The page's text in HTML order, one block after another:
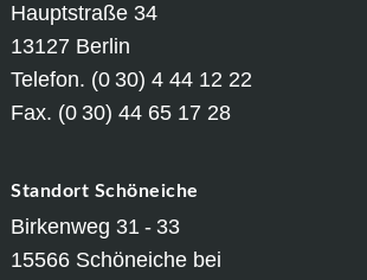
Hauptstraße 34
13127 Berlin
Telefon. (0 30) 4 44 12 22
Fax. (0 30) 44 65 17 28
Standort Schöneiche
Birkenweg 31 - 33
15566 Schöneiche bei